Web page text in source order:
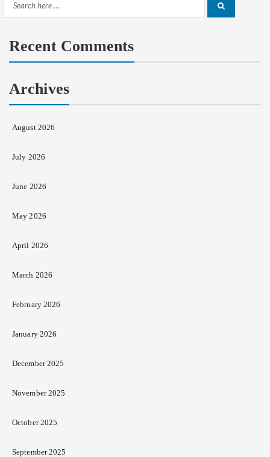
Search
Recent Comments
Archives
August 2026
July 2026
June 2026
May 2026
April 2026
March 2026
February 2026
January 2026
December 2025
November 2025
October 2025
September 2025